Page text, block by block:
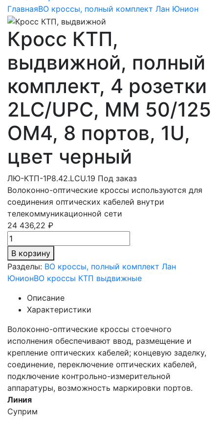
ГлавнаяВО кроссы, полный комплект Лан Юнион
Кросс КТП,
выдвижной, полный
комплект, 4 розетки
2LC/UPC, MM 50/125
OM4, 8 портов, 1U,
цвет черный
ЛЮ-КТП-1Р8.42.LCU.19 Под заказ
Волоконно-оптические кроссы используются для
соединения оптических кабелей внутри
телекоммуникационной сети
24 436,22 ₽
В корзину
Разделы: ВО кроссы, полный комплект Лан
ЮнионВО кроссы КТП выдвижные
Описание
Характеристики
Волоконно-оптические кроссы стоечного
исполнения обеспечивают ввод, размещение и
крепление оптических кабелей; концевую заделку,
соединение, переключение оптических кабелей,
подключение контрольно-измерительной
аппаратуры, возможность маркировки портов.
Линия
Суприм